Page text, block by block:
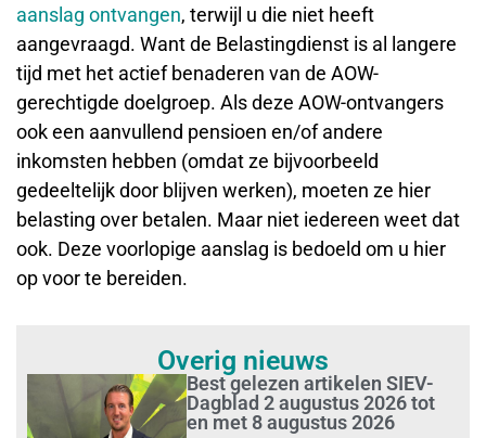
aanslag ontvangen, terwijl u die niet heeft
aangevraagd. Want de Belastingdienst is al langere
tijd met het actief benaderen van de AOW-
gerechtigde doelgroep. Als deze AOW-ontvangers
ook een aanvullend pensioen en/of andere
inkomsten hebben (omdat ze bijvoorbeeld
gedeeltelijk door blijven werken), moeten ze hier
belasting over betalen. Maar niet iedereen weet dat
ook. Deze voorlopige aanslag is bedoeld om u hier
op voor te bereiden.
Overig nieuws
Best gelezen artikelen SIEV-
Dagblad 2 augustus 2026 tot
en met 8 augustus 2026